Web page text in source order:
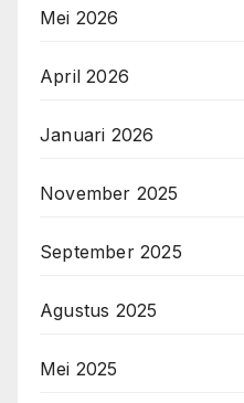
Mei 2026
April 2026
Januari 2026
November 2025
September 2025
Agustus 2025
Mei 2025